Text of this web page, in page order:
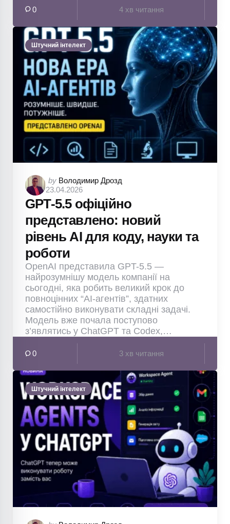
0 4 хв читання
Штучний інтелект
Posted
by
by Володимир Дрозд
23.04.2026
GPT-5.5 офіційно
представлено: новий
рівень AI для коду, науки та
роботи
OpenAI представила GPT-5.5 —
найрозумнішу модель компанії на
сьогодні, яка робить великий крок до
повноцінних “AI-агентів”, здатних
самостійно виконувати складні задачі.
Модель вже почала поступово
з’являтись у ChatGPT та Codex,…
0 3 хв читання
Штучний інтелект